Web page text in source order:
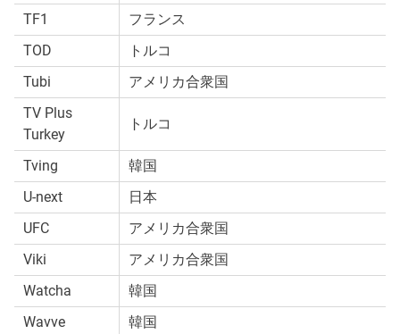
TF1
フランス
TOD
トルコ
Tubi
アメリカ合衆国
TV Plus
Turkey
トルコ
Tving
韓国
U-next
日本
UFC
アメリカ合衆国
Viki
アメリカ合衆国
Watcha
韓国
Wavve
韓国